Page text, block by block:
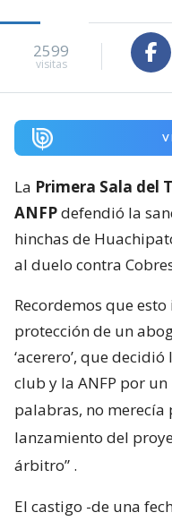
2599
visitas
La Primera Sala del
ANFPdefendió la
hinchas de
al duelo contra
Recordemos que
protección de un
‘acerero’, que
club y la ANFP por
palabras, no merecía
lanzamiento del
árbitro” .
El castigo -de una